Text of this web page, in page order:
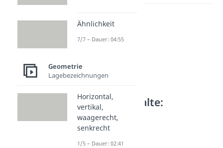
Weitere Inhalte:
Geometrie
Quader & Würfel
Quader
Ähnlichkeit
7/7 – Dauer: 04:55
Geometrie
Lagebezeichnungen
Horizontal,
vertikal,
waagerecht,
senkrecht
1/5 – Dauer: 02:41